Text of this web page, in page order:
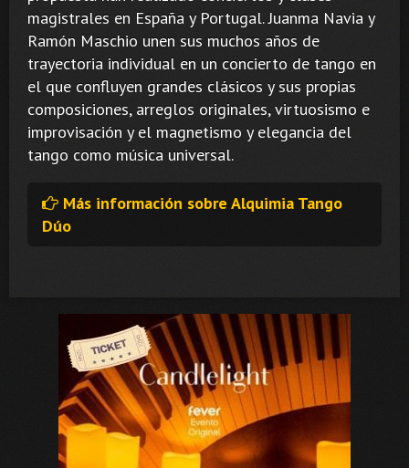
magistrales en España y Portugal. Juanma Navia y
Ramón Maschio unen sus muchos años de
trayectoria individual en un concierto de tango en
el que confluyen grandes clásicos y sus propias
composiciones, arreglos originales, virtuosismo e
improvisación y el magnetismo y elegancia del
tango como música universal.
Más información sobre Alquimia Tango
Dúo